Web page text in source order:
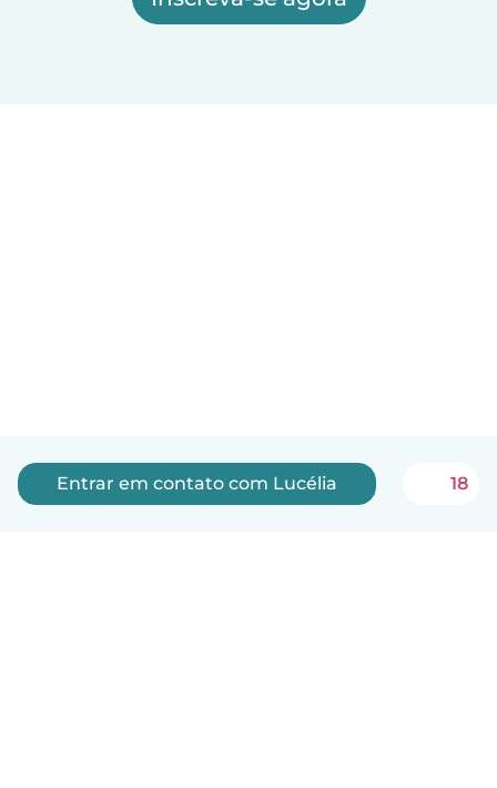
Entrar em contato com Lucélia 18